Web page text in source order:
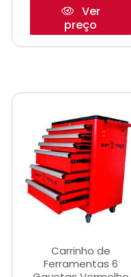
Ver
preço
Carrinho de
Ferramentas 6